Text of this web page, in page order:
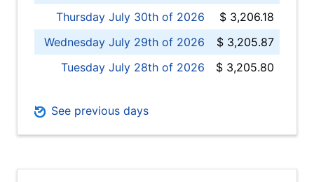
Thursday July 30th of 2026
$ 3,206.18
Wednesday July 29th of 2026
$ 3,205.87
Tuesday July 28th of 2026
$ 3,205.80
See previous days